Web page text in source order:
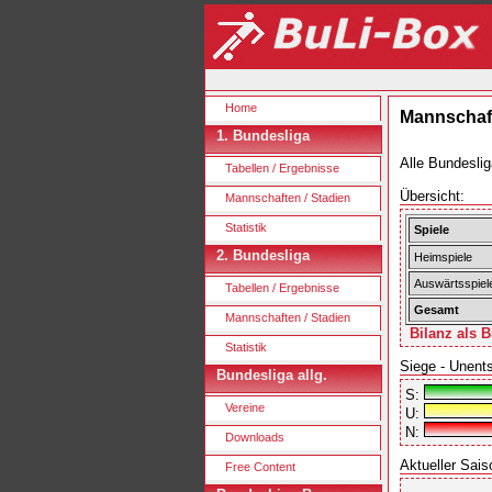
Home
1. Bundesliga
Tabellen / Ergebnisse
Mannschaften / Stadien
Statistik
2. Bundesliga
Tabellen / Ergebnisse
Mannschaften / Stadien
Statistik
Bundesliga allg.
Vereine
Downloads
Free Content
Alle
Übersicht:
Spiele
Heimspiele
Gesamt
Bilanz als
Siege -
S:
U:
N:
Aktueller